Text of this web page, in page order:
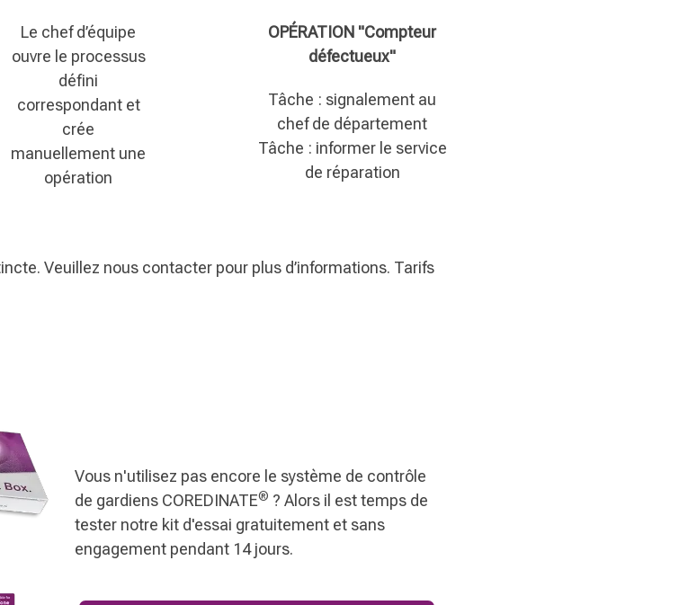
Le chef d’équipe
ouvre le processus
défini
correspondant et
crée
manuellement une
opération
OPÉRATION "Compteur
défectueux"
Tâche : signalement au
chef de département
Tâche : informer le service
de réparation
Veuillez nous contacter pour plus d’informations. Tarifs
Vous n'utilisez pas encore le système de contrôle
de gardiens COREDINATE® ? Alors il est temps de
tester notre kit d'essai gratuitement et sans
engagement pendant 14 jours.